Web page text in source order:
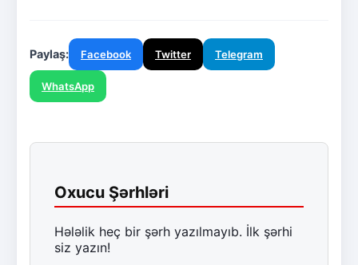
Paylaş: Facebook Twitter Telegram
WhatsApp
Oxucu Şərhləri
Hələlik heç bir şərh yazılmayıb. İlk şərhi
siz yazın!